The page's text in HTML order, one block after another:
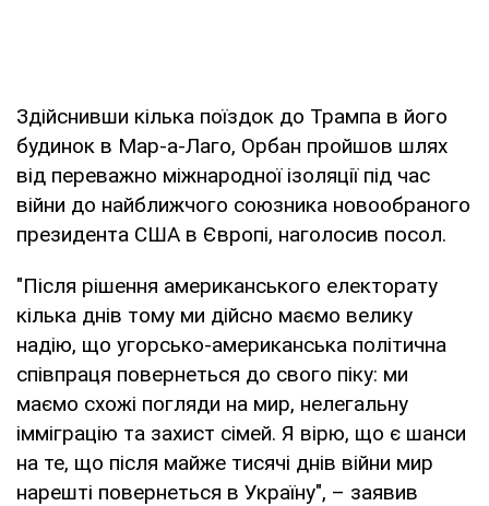
Здійснивши кілька поїздок до Трампа в його
будинок в Мар-а-Лаго, Орбан пройшов шлях
від переважно міжнародної ізоляції під час
війни до найближчого союзника новообраного
президента США в Європі, наголосив посол.
"Після рішення американського електорату
кілька днів тому ми дійсно маємо велику
надію, що угорсько-американська політична
співпраця повернеться до свого піку: ми
маємо схожі погляди на мир, нелегальну
імміграцію та захист сімей. Я вірю, що є шанси
на те, що після майже тисячі днів війни мир
нарешті повернеться в Україну", – заявив